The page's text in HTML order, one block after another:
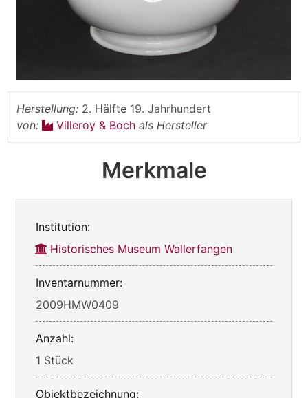
Herstellung: 2. Hälfte 19. Jahrhundert
von:
Villeroy & Boch als Hersteller
Merkmale
Institution:
Historisches Museum Wallerfangen
Inventarnummer:
2009HMW0409
Anzahl:
1 Stück
Objektbezeichnung: